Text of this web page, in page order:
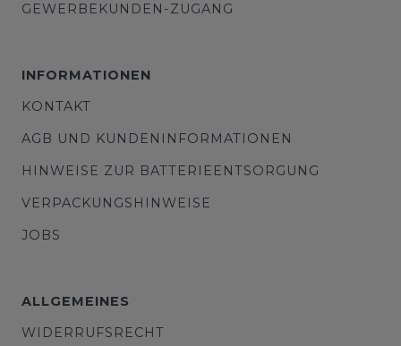
GEWERBEKUNDEN-ZUGANG
INFORMATIONEN
KONTAKT
AGB UND KUNDENINFORMATIONEN
HINWEISE ZUR BATTERIEENTSORGUNG
VERPACKUNGSHINWEISE
JOBS
ALLGEMEINES
WIDERRUFSRECHT